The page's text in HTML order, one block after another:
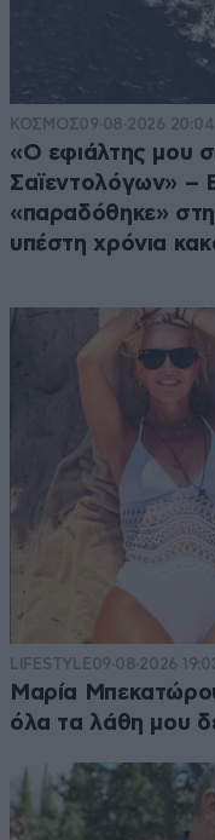
ΚΟΣΜΟΣ09·08·2026 20:04
«Ο εφιάλτης μου
Σαϊεντολόγων» –
«παραδόθηκε»
υπέστη χρόνια
LIFESTYLE09·08·2026 19:03
Μαρία
όλα τα λάθη μου